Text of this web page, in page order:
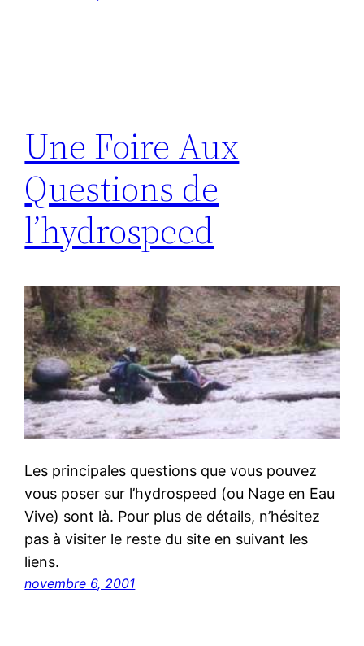
Une Foire Aux
Questions de
l’hydrospeed
Les principales questions que vous pouvez
vous poser sur l’hydrospeed (ou Nage en Eau
Vive) sont là. Pour plus de détails, n’hésitez
pas à visiter le reste du site en suivant les
liens.
novembre 6, 2001